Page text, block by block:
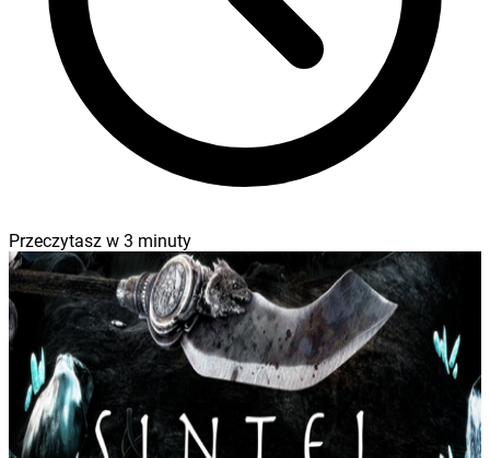
Przeczytasz w 3 minuty